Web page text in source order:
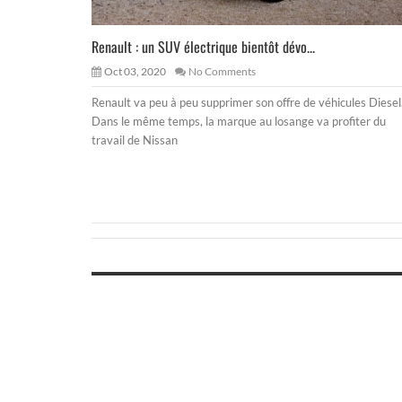
Renault : un SUV électrique bientôt dévo...
Oct 03, 2020 No Comments
Renault va peu à peu supprimer son offre de véhicules
Dans le même temps, la marque au losange va profiter du
travail de Nissan